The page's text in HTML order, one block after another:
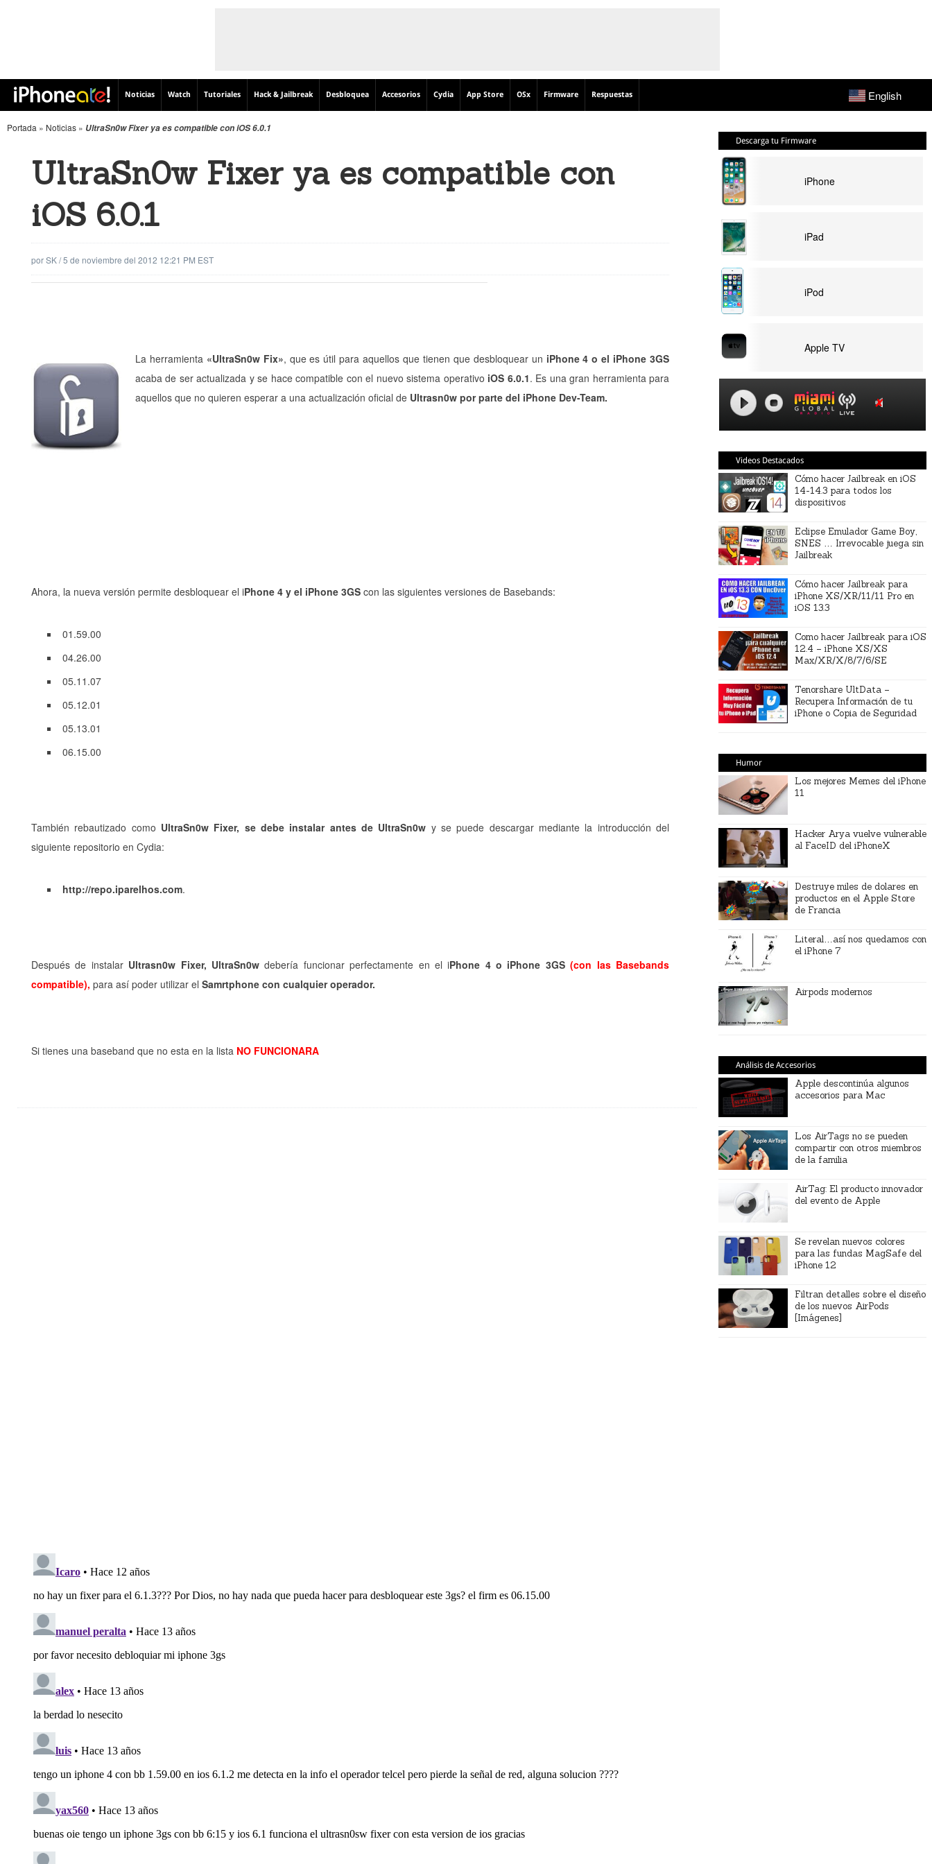
Noticias Watch Tutoriales Hack & Jailbreak Desbloquea Accesorios Cydia App Store OSx Firmware Respuestas English
Portada » Noticias » UltraSn0w Fixer ya es compatible con iOS 6.0.1
UltraSn0w Fixer ya es compatible con
iOS 6.0.1
porSK/5 de noviembre del 2012 12:21 PM EST
La herramienta «UltraSn0w Fix», que es útil para aquellos que tienen que desbloquear un iPhone 4 o el iPhone 3GS
acaba de ser actualizada y se hace compatible con el nuevo sistema operativo iOS 6.0.1. Es una gran herramienta para
aquellos que no quieren esperar a una actualización oficial de Ultrasn0w por parte del iPhone Dev-Team.
Ahora, la nueva versión permite desbloquear el iPhone 4 y el iPhone 3GS con las siguientes versiones de Basebands:
01.59.00
04.26.00
05.11.07
05.12.01
05.13.01
06.15.00
También rebautizado como UltraSn0w Fixer, se debe instalar antes de UltraSn0w y se puede descargar mediante la introducción del
siguiente repositorio en Cydia:
http://repo.iparelhos.com.
Después de instalar Ultrasn0w Fixer, UltraSn0wdebería funcionar perfectamente en el iPhone 4 o iPhone 3GS (con las Basebands
compatible), para así poder utilizar el Samrtphone con cualquier operador.
Si tienes una baseband que no esta en la lista NO FUNCIONARA
Descarga tu Firmware
iPhone
iPad
iPod
Apple TV
Videos Destacados
Cómo hacer Jailbreak en iOS
14-14.3 para todos los
dispositivos
Eclipse Emulador Game Boy,
SNES … Irrevocable juega sin
Jailbreak
Cómo hacer Jailbreak para
iPhone XS/XR/11/11 Pro en
iOS 13.3
Como hacer Jailbreak para iOS
12.4 – iPhone XS/XS
Max/XR/X/8/7/6/SE
Tenorshare UltData –
Recupera Información de tu
iPhone o Copia de Seguridad
Humor
Los mejores Memes del iPhone
11
Hacker Arya vuelve vulnerable
al FaceID del iPhoneX
Destruye miles de dolares en
productos en el Apple Store
de Francia
Literal…así nos quedamos con
el iPhone 7
Airpods modernos
Análisis de Accesorios
Apple descontinúa algunos
accesorios para Mac
Los AirTags no se pueden
compartir con otros miembros
de la familia
AirTag: El producto innovador
del evento de Apple
Se revelan nuevos colores
para las fundas MagSafe del
iPhone 12
Filtran detalles sobre el diseño
de los nuevos AirPods
[Imágenes]